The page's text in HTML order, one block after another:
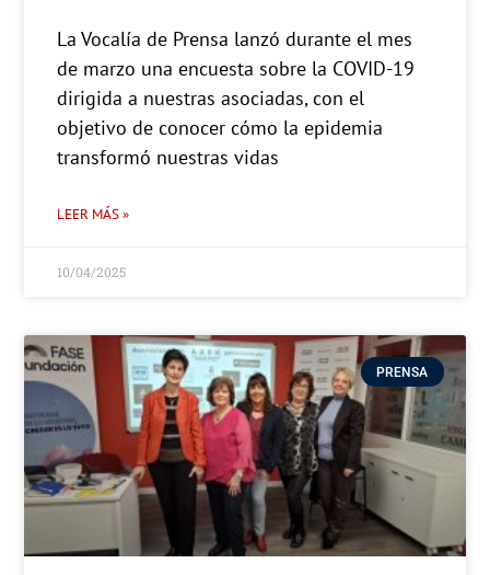
La Vocalía de Prensa lanzó durante el mes
de marzo una encuesta sobre la COVID-19
dirigida a nuestras asociadas, con el
objetivo de conocer cómo la epidemia
transformó nuestras vidas
LEER MÁS »
10/04/2025
PRENSA